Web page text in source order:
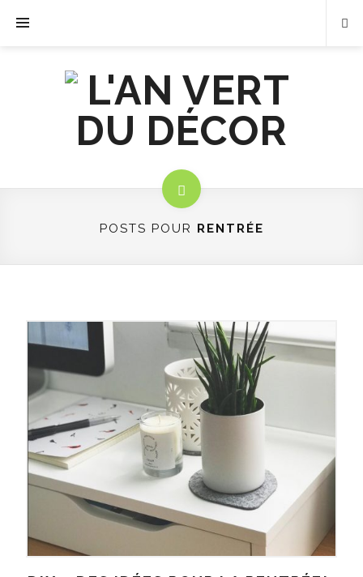
POSTS POUR RENTRÉE